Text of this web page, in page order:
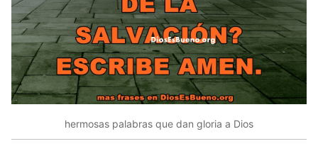
hermosas palabras que dan gloria a Dios